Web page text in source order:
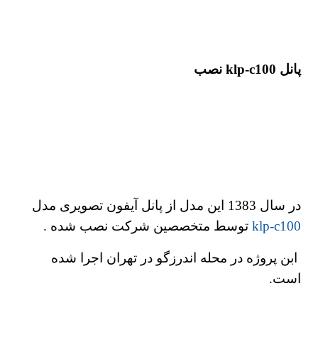
پانل klp-c100 نصب
در سال 1383 این مدل از پانل آیفون تصویری مدل
klp-c100 توسط متخصصین شرکت نصب شده .
ابن پروژه در محله اندرزگو در تهران اجرا شده
است.